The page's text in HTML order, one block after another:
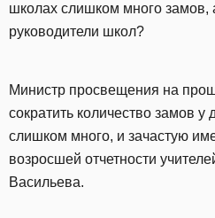
школах слишком много замов,
руководители школ?
Министр просвещения на
сократить количество замов у
слишком много, и зачастую
возросшей отчетности
Васильева.